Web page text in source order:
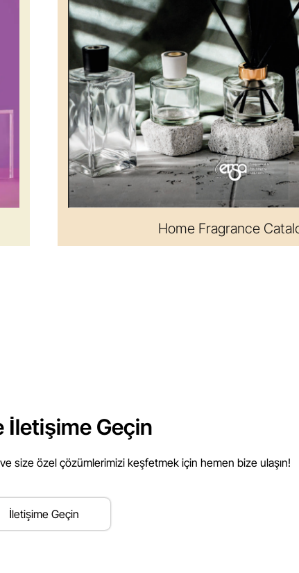
Home Fragrance
İletişime Geçin
size özel çözümlerimizi keşfetmek için hemen bize ulaşın!
İletişime Geçin